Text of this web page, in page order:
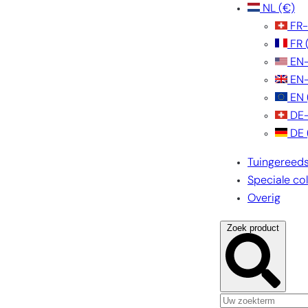
NL (€)
FR
EN
DE
Speciale
Overig
Zoek product